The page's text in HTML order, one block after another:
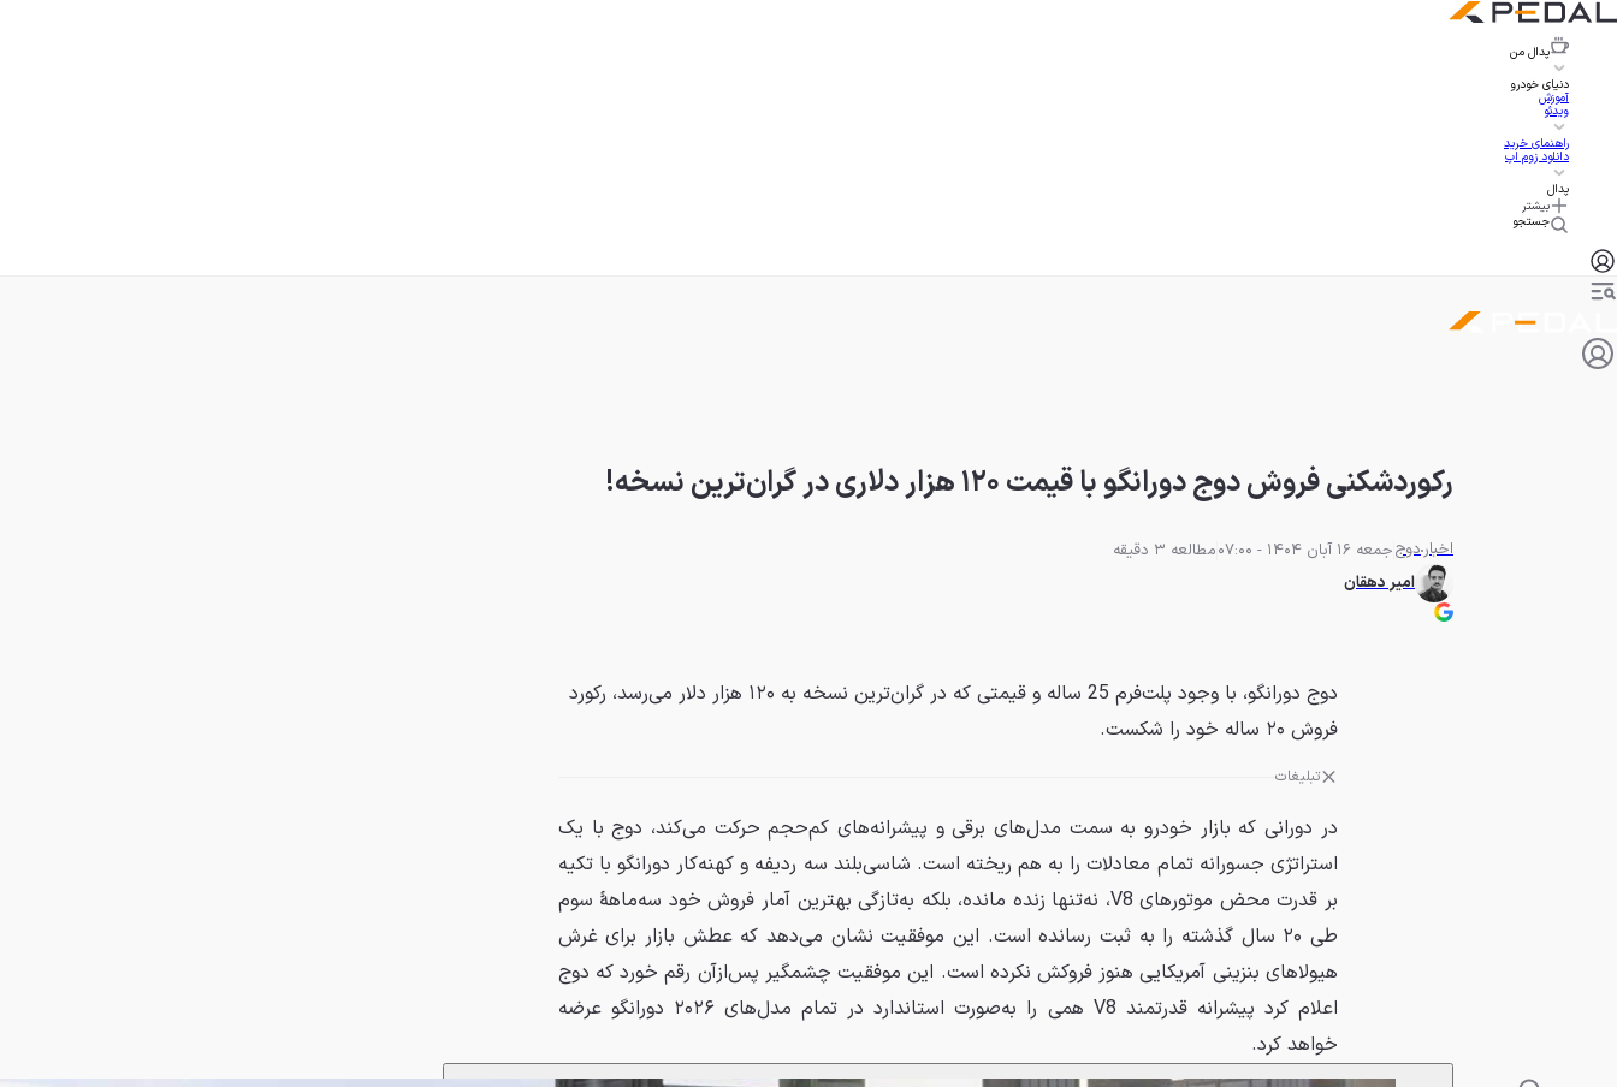
پدال من
دنیای خودرو
آموزش
ویدئو
راهنمای خرید
دانلود زوم اپ
پدال
بیشتر
جستجو
رکوردشکنی فروش دوج دورانگو با قیمت ۱۲۰ هزار دلاری در گران‌ترین نسخه!
اخباردوججمعه 16 آبان 1404 - 07:00
مطالعه 3 دقیقه
امیر دهقان
دوج دورانگو، با وجود پلت‌فرم 25 ساله و قیمتی که در گران‌ترین نسخه به ۱۲۰ هزار دلار می‌رسد، رکورد
فروش ۲۰ ساله خود را شکست.
تبلیغات
در دورانی که بازار خودرو به سمت مدل‌های برقی و پیشرانه‌های کم‌حجم حرکت می‌کند، دوج با یک
استراتژی جسورانه تمام معادلات را به هم ریخته است. شاسی‌بلند سه ردیفه و کهنه‌کار دورانگو با تکیه
بر قدرت محض موتورهای V8، نه‌تنها زنده مانده، بلکه به‌تازگی بهترین آمار فروش خود سه‌ماههٔ سوم
طی ۲۰ سال گذشته را به ثبت رسانده است. این موفقیت نشان می‌دهد که عطش بازار برای غرش
هیولاهای بنزینی آمریکایی هنوز فروکش نکرده است. این موفقیت چشمگیر پس‌ازآن رقم خورد که دوج
اعلام کرد پیشرانه قدرتمند V8 همی را به‌صورت استاندارد در تمام مدل‌های ۲۰۲۶ دورانگو عرضه
خواهد کرد.